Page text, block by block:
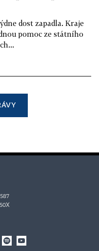
dost zapadla. Kraje
pomoc ze státního